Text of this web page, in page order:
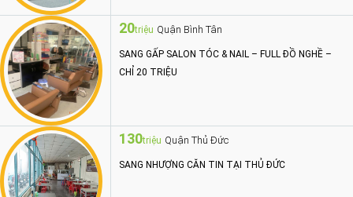
20triệu Quận Bình Tân
SANG GẤP SALON TÓC & NAIL – FULL ĐỒ NGHỀ –
CHỈ 20 TRIỆU
130triệu Quận Thủ Đức
SANG NHƯỢNG CĂN TIN TẠI THỦ ĐỨC